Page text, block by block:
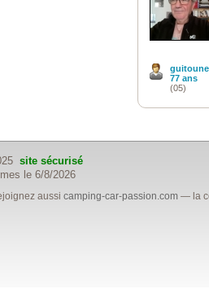
guitoune
77 ans
(05)
site sécurisé
le 6/8/2026
aussicamping-car-passion.com — la